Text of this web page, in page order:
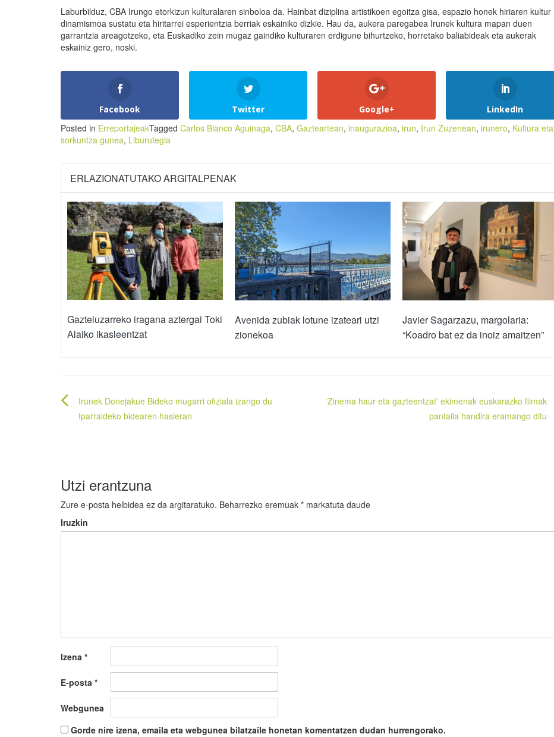
Laburbilduz, CBA Irungo etorkizun kulturalaren sinboloa da. Hainbat diziplina artistikoen egoitza gisa, espazio honek hiriaren kultur
dinamismoa sustatu eta hiritarrei esperientzia berriak eskainiko dizkie. Hau da, aukera paregabea Irunek kultura mapan duen
garrantzia areagotzeko, eta Euskadiko zein mugaz gaindiko kulturaren erdigune bihurtzeko, horretako baliabideak eta aukerak
eskainiz gero, noski.
Facebook Twitter Google+ LinkedIn
Posted in ErreportajeakTagged Carlos Blanco Aguinaga, CBA, Gazteartean, inaugurazioa, irun, Irun Zuzenean, irunero, Kultura eta
sorkuntza gunea, Liburutegia
ERLAZIONATUTAKO ARGITALPENAK
Gazteluzarreko iragana aztergai Toki
Alaiko ikasleentzat
Avenida zubiak lotune izateari utzi
zionekoa
Javier Sagarzazu, margolaria:
“Koadro bat ez da inoiz amaitzen”
Bidalketetan
zehar
Irunek Donejakue Bideko mugarri ofiziala izango du
Iparraldeko bidearen hasieran
‘Zinema haur eta gazteentzat’ ekimenak euskarazko filmak
pantaila handira eramango ditu
Utzi erantzuna
Zure e-posta helbidea ez da argitaratuko. Beharrezko eremuak * markatuta daude
Iruzkin
Izena *
E-posta *
Webgunea
Gorde nire izena, emaila eta webgunea bilatzaile honetan komentatzen dudan hurrengorako.